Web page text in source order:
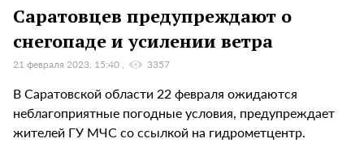
Саратовцев предупреждают о
снегопаде и усилении ветра
21 февраля 2023, 15:40 3357
В Саратовской области 22 февраля ожидаются
неблагоприятные погодные условия, предупреждает
жителей ГУ МЧС со ссылкой на гидрометцентр.